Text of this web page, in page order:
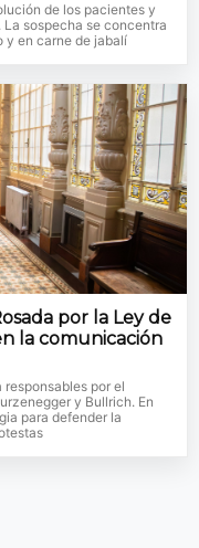
de los pacientes y
sospecha se concentra
y en carne de jabalí
por la Ley de
la comunicación
por el
y Bullrich. En
para defender la